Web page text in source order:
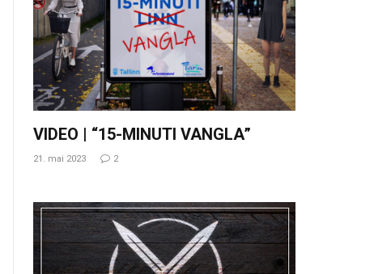
VIDEO | “15-MINUTI VANGLA”
21. mai 2023 2